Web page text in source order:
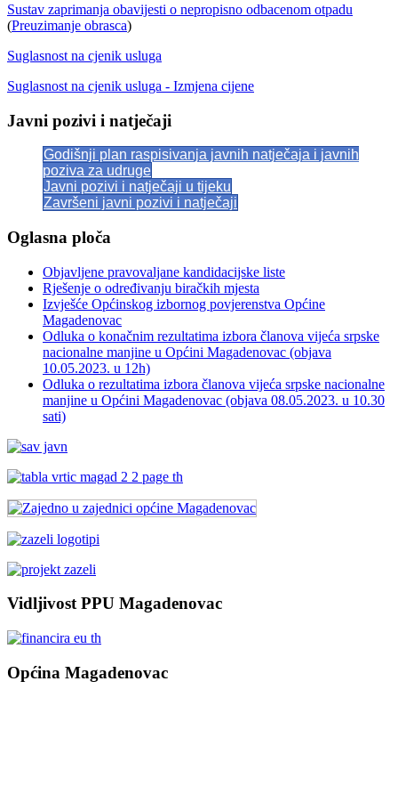
Sustav zaprimanja obavijesti o nepropisno odbacenom otpadu
(Preuzimanje obrasca)
Suglasnost na cjenik usluga
Suglasnost na cjenik usluga - Izmjena cijene
Javni pozivi i natječaji
Godišnji plan raspisivanja javnih natječaja i javnih
poziva za udruge
Javni pozivi i natječaji u tijeku
Završeni javni pozivi i natječaji
Oglasna ploča
Objavljene pravovaljane kandidacijske liste
Rješenje o određivanju biračkih mjesta
Izvješće Općinskog izbornog povjerenstva Općine
Magadenovac
Odluka o konačnim rezultatima izbora članova vijeća srpske
nacionalne manjine u Općini Magadenovac (objava
10.05.2023. u 12h)
Odluka o rezultatima izbora članova vijeća srpske nacionalne
manjine u Općini Magadenovac (objava 08.05.2023. u 10.30
sati)
Vidljivost PPU Magadenovac
Općina Magadenovac